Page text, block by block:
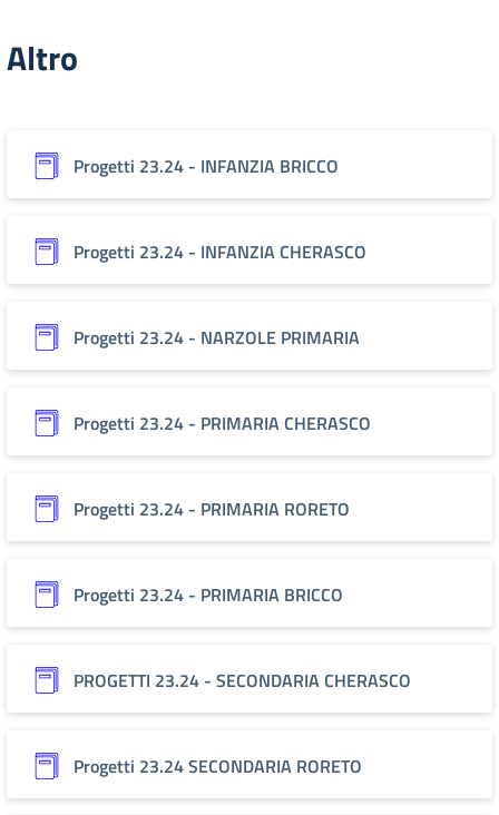
Altro
Progetti 23.24 - INFANZIA BRICCO
Progetti 23.24 - INFANZIA CHERASCO
Progetti 23.24 - NARZOLE PRIMARIA
Progetti 23.24 - PRIMARIA CHERASCO
Progetti 23.24 - PRIMARIA RORETO
Progetti 23.24 - PRIMARIA BRICCO
PROGETTI 23.24 - SECONDARIA CHERASCO
Progetti 23.24 SECONDARIA RORETO